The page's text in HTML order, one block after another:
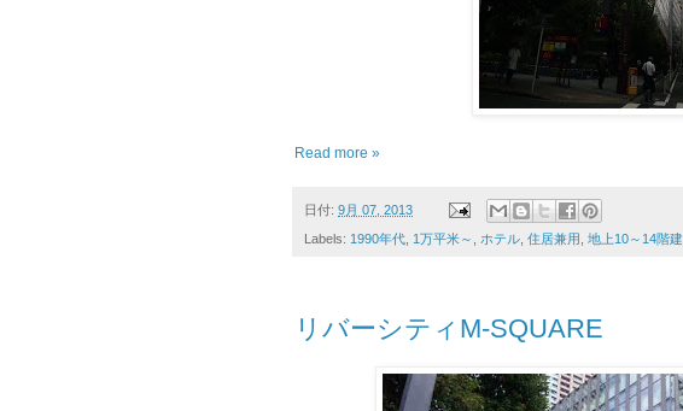
Read more »
日付: 9月 07, 2013
Labels: 1990年代 1万平米～ ホテル 住居兼用 地上10～14階建
リバーシティM-SQUARE